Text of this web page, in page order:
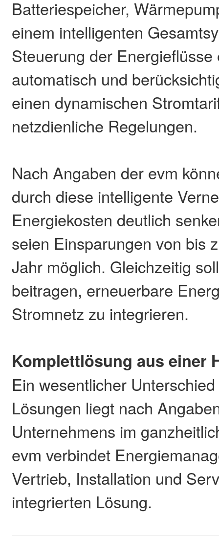
Batteriespeicher,
einem intelligenten
Steuerung der Energieflüsse
automatisch und
einen dynamischen
netzdienliche Regelungen.
Nach Angaben der evm
durch diese intelligente
Energiekosten deutlich
seien Einsparungen von bis
Jahr möglich. Gleichzeitig
beitragen, erneuerbare
Stromnetz zu integrieren.
Komplettlösung aus einer
Ein wesentlicher
Lösungen liegt nach
Unternehmens im
evm verbindet
Vertrieb, Installation und
integrierten Lösung.